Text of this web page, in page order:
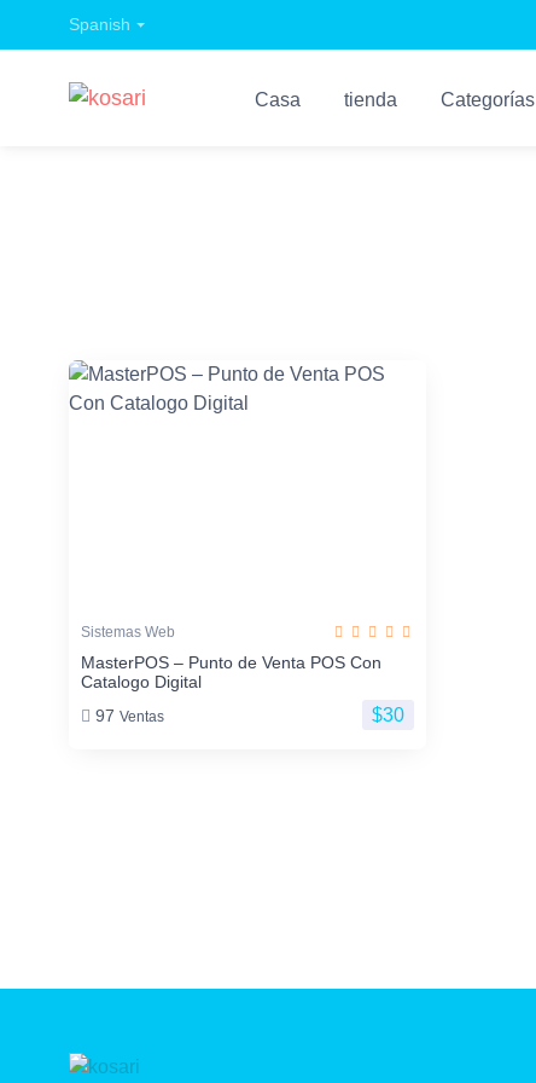
Spanish
Casa tienda Categorías
Sistemas Web
MasterPOS – Punto de Venta POS Con
Catalogo Digital
97 Ventas $30